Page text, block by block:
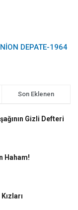
DEPATE-1964
Son Eklenen
Gizli Defteri
Haham!